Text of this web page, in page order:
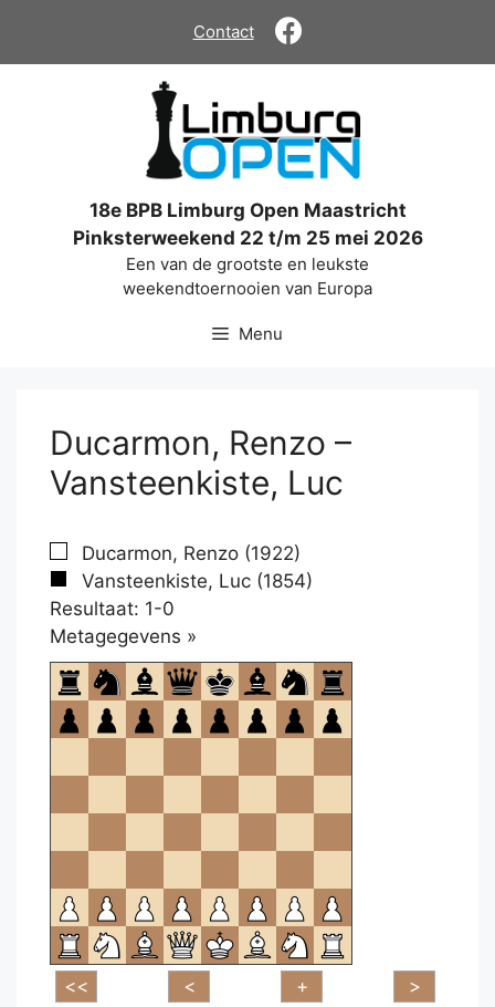
de
Contact
18e BPB Limburg Open Maastricht
Pinksterweekend 22 t/m 25 mei 2026
Een van de grootste en leukste
weekendtoernooien van Europa
Menu
Ducarmon, Renzo –
Vansteenkiste, Luc
Ducarmon, Renzo (1922)
Vansteenkiste, Luc (1854)
Resultaat: 1-0
Metagegevens »
om
te
openen.